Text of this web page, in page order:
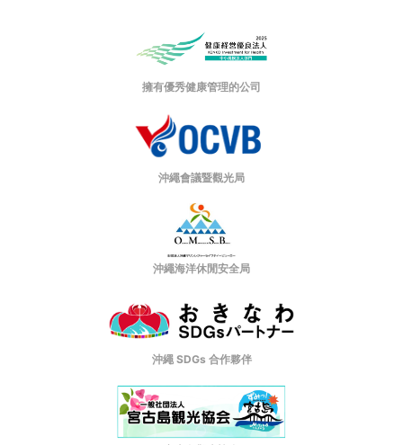
擁有優秀健康管理的公司
沖繩會議暨觀光局
沖繩海洋休閒安全局
沖繩 SDGs 合作夥伴